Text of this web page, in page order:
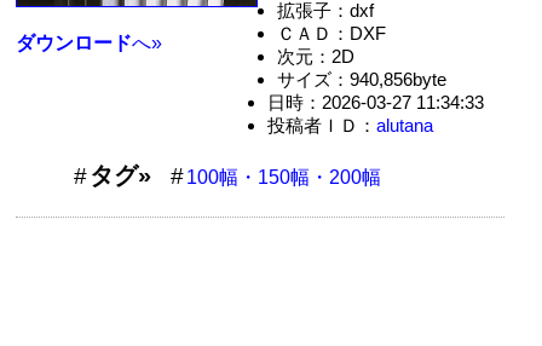
ダウンロードへ»
拡張子：dxf
ＣＡＤ：DXF
次元：2D
サイズ：940,856byte
日時：2026-03-27 11:34:33
投稿者ＩＤ： alutana
タグ» 100幅・150幅・200幅